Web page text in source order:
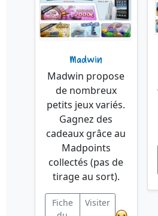
Madwin
Madwin propose
de nombreux
petits jeux variés.
Gagnez des
cadeaux grâce au
Madpoints
collectés (pas de
tirage au sort).
Fiche
Visiter